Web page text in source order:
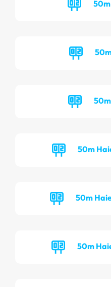
50m
50m
50m
50m